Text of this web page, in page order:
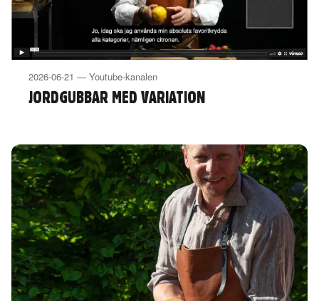
2026-06-21 — Youtube-kanalen
JORDGUBBAR MED VARIATION